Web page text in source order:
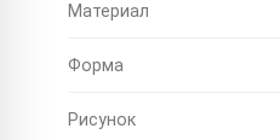
Материал
Форма
Рисунок